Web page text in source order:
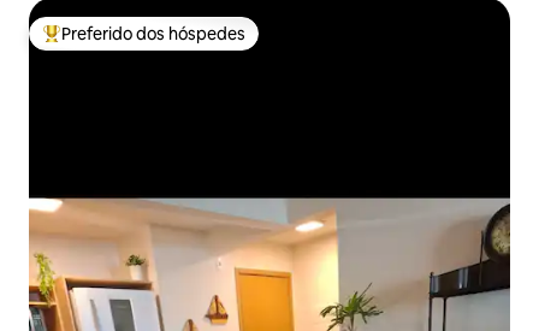
Entre os melhores preferidos dos hóspedes
Preferido dos hóspedes